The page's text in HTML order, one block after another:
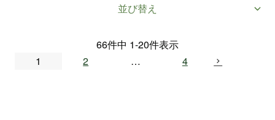
並び替え
66件中 1-20件表示
1
2 … 4